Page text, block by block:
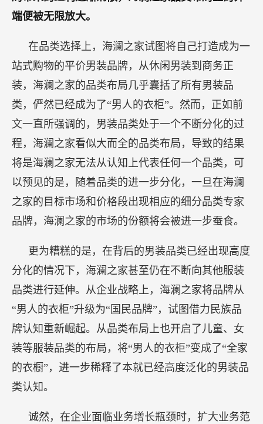
端便被无限放大。
在品类选择上，海澜之家试图将自己打造成为一
站式购物的平价男装品牌，从休闲男装到商务正
装，海澜之家的品类布局几乎囊括了所有男装品
类，俨然已经成为了“男人的衣柜”。然而，正如前
文一直所强调的，男装品类处于一个不断分化的过
程，海澜之家看似大而全的品类布局，导致的结果
将是海澜之家无法从认知上代表任何一个品类，可
以预见的是，随着品类的进一步分化，一旦在海澜
之家的目标市场和价格段出现相应的细分品类专家
品牌，海澜之家的市场的份额将会被进一步蚕食。
更为糟糕的是，在背后的男装品类已经出现高度
分化的情况下，海澜之家甚至仍在不断向其他服装
品类进行延伸。从企业战略上，海澜之家将品牌从
“男人的衣柜”升级为“国民品牌”，试图借力民族品
牌认知重新崛起。从品类布局上也开启了儿童、女
装等服装品类的布局，将“男人的衣柜”变成了“全家
的衣橱”，进一步稀释了本就已经高度泛化的男装品
类认知。
诚然，在企业面临业务增长瓶颈时，扩大业务范